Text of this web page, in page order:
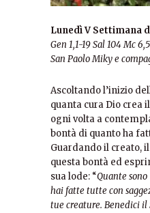
Lunedì V Settimana
Gen 1,1-19Sal 104Mc
San Paolo Miky e
Ascoltando l’inizio
quanta cura Dio crea
ogni volta a
bontà di quanto ha
Guardando il creato,
questa bontà ed
sua lode: “Quante
hai fatte tutte con
tue creature. Benedici il